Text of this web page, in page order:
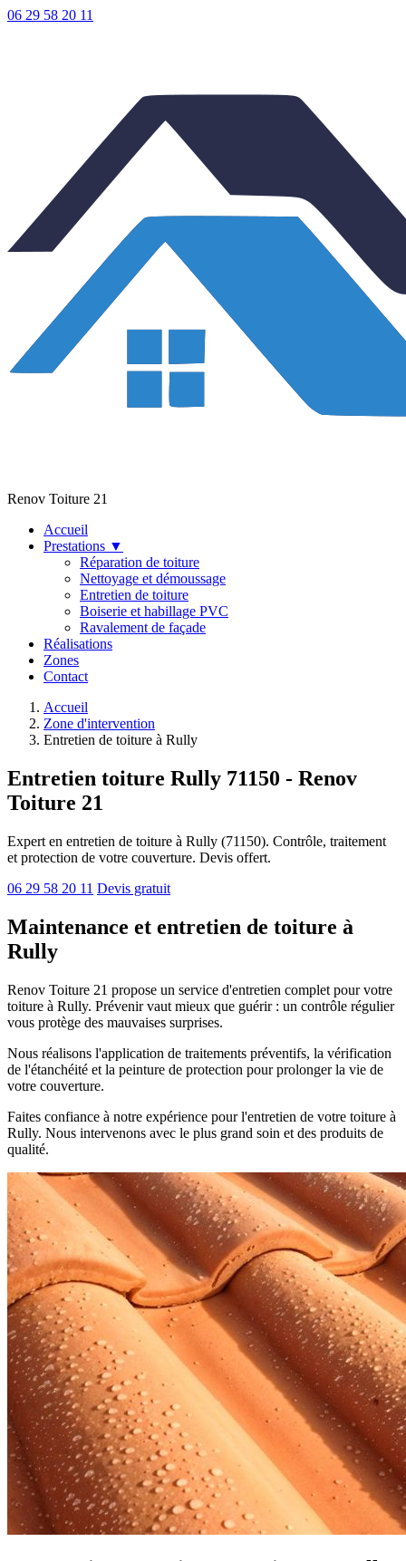
06 29 58 20 11
Renov Toiture 21
Accueil
Prestations ▼
Réparation de toiture
Nettoyage et démoussage
Entretien de toiture
Boiserie et habillage PVC
Ravalement de façade
Réalisations
Zones
Contact
Accueil
Zone d'intervention
Entretien de toiture à Rully
Entretien toiture Rully 71150 - Renov
Toiture 21
Expert en entretien de toiture à Rully (71150). Contrôle, traitement
et protection de votre couverture. Devis offert.
06 29 58 20 11 Devis gratuit
Maintenance et entretien de toiture à
Rully
Renov Toiture 21 propose un service d'entretien complet pour votre
toiture à Rully. Prévenir vaut mieux que guérir : un contrôle régulier
vous protège des mauvaises surprises.
Nous réalisons l'application de traitements préventifs, la vérification
de l'étanchéité et la peinture de protection pour prolonger la vie de
votre couverture.
Faites confiance à notre expérience pour l'entretien de votre toiture à
Rully. Nous intervenons avec le plus grand soin et des produits de
qualité.